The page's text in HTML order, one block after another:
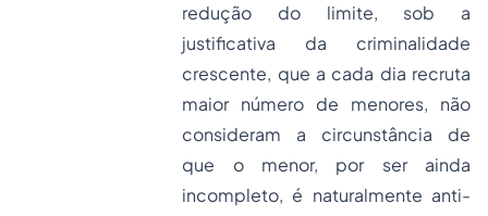
redução do limite, sob a
justificativa da criminalidade
crescente, que a cada dia recruta
maior número de menores, não
consideram a circunstância de
que o menor, por ser ainda
incompleto, é naturalmente anti-